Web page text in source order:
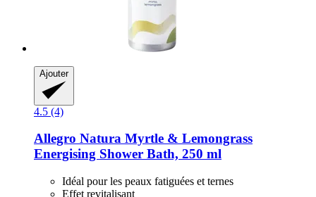
Ajouter
4.5 (4)
Allegro Natura Myrtle & Lemongrass
Energising Shower Bath, 250 ml
Idéal pour les peaux fatiguées et ternes
Effet revitalisant